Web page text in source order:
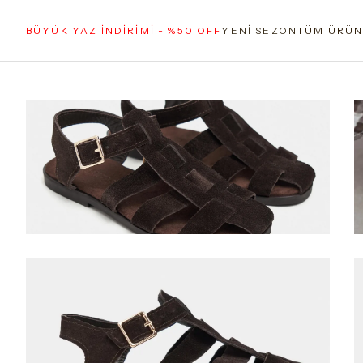
BÜYÜK YAZ İNDİRİMİ - %50 OFF YENİ SEZONTÜM